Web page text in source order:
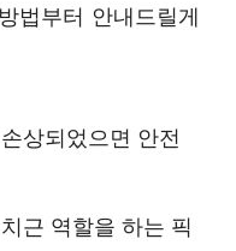
법부터 안내드릴게
상되었으면 안전
근 역할을 하는 픽